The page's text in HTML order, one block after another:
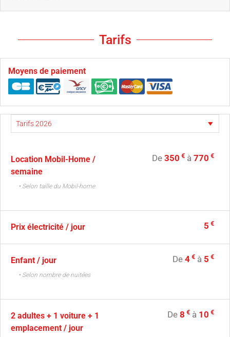
Tarifs
Moyens de paiement
Location Mobil-Home /
semaine
De 350 € à 770 €
• Selon taille du Mobil-home
Prix électricité / jour 5 €
Enfant / jour De 4 € à 5 €
• Selon nombre de nuitées
2 adultes + 1 voiture + 1
emplacement / jour
De 8 € à 10 €